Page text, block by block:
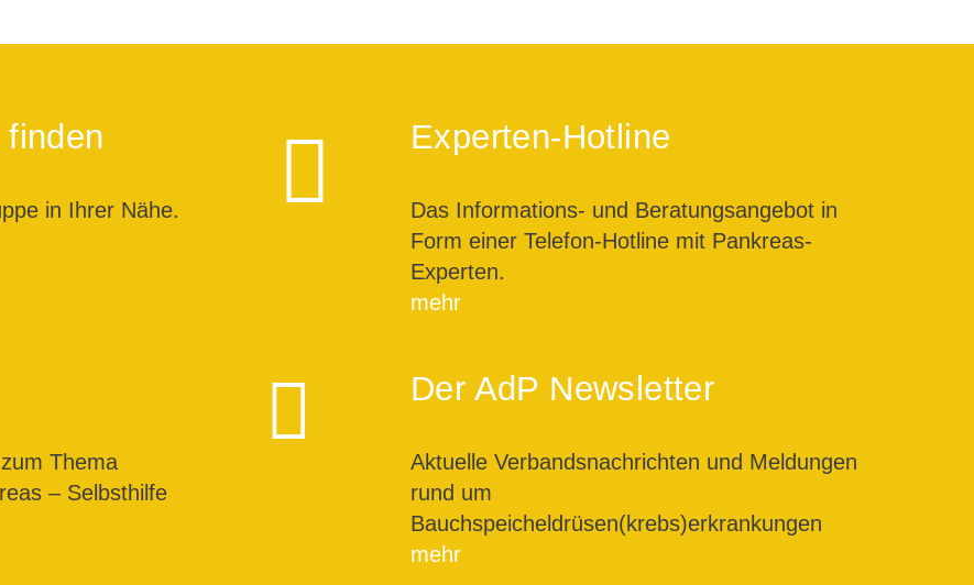
in Ihrer Nähe.
Experten-Hotline
Das Informations- und Beratungsangebot in
Form einer Telefon-Hotline mit Pankreas-
Experten.
mehr
Thema
– Selbsthilfe
Der AdP Newsletter
Aktuelle Verbandsnachrichten und Meldungen
rund um
Bauchspeicheldrüsen(krebs)erkrankungen
mehr